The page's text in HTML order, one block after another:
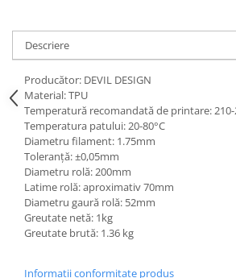
Descriere
Producător: DEVIL DESIGN
Material: TPU
Temperatură recomandată de printare:
Temperatura patului: 20-80°C
Diametru filament: 1.75mm
Toleranță: ±0,05mm
Diametru rolă: 200mm
Latime rolă: aproximativ 70mm
Diametru gaură rolă: 52mm
Greutate netă: 1kg
Greutate brută: 1.36 kg
Informatii conformitate produs